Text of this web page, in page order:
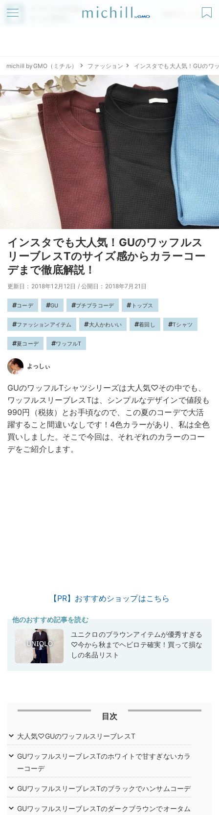
アプリでmichillが
無料ダウンロード
michill byGMO（ミチル） ファッション インスタでも大人気！GUのワ
インスタでも大人気！GUのワッフルス
リーブレスTのサイズ感からカラーコー
デまで徹底解説！
更新日：2018年12月12日 / 公開日：2018年7月21日
コーデ GU プチプラコーデ トップス
ファッションアイテム 大人かわいい 着回し Tシャツ
夏コーデ ワッフルT
よっしぃ
GUのワッフルTシャツシリーズは大人気♡その中でも、
ワッフルスリーブレスTは、シンプルなデザインで値段も
990円（税抜）とお手頃なので、この夏のコーデで大活
躍すること間違いなしです！4色カラーがあり、私は全色
買いしました。そこで今回は、それぞれのカラーのコー
デをご紹介します。
【PR】おすすめショップはこちら
他のおすすめ記事を読む
ユニクロのブラウンアイテムが優秀すぎる
♡今から秋までヘビロテ確実！買って損な
しの名品リスト
目次
大人気♡GUのワッフルスリーブレスT
GUワッフルスリーブレスTのホワイトで甘すぎないカラ
ーコーデ
GUワッフルスリーブレスTのブラックでハンサムコーデ
GUワッフルスリーブレスTのダークブラウンでオータム